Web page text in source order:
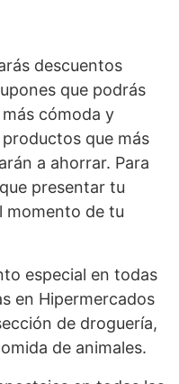
descuentos
que podrás
cómoda y
que más
a ahorrar. Para
presentar tu
momento de tu
especial en todas
en Hipermercados
de droguería,
de animales.